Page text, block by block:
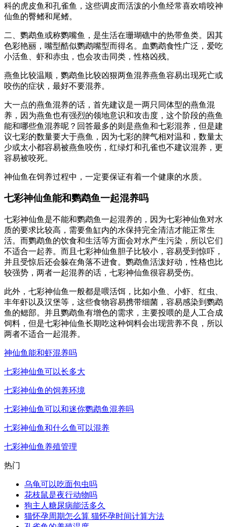
科的虎皮鱼和孔雀鱼，这些调皮而活泼的小鱼经常喜欢啃咬神
仙鱼的臀鳍和尾鳍。
二、鹦鹉鱼或称鹦嘴鱼，是生活在珊瑚礁中的热带鱼类。因其
色彩艳丽，嘴型酷似鹦鹉嘴型而得名。血鹦鹉食性广泛，爱吃
小活鱼、虾和赤虫，也会攻击同类，性格凶残。
燕鱼比较温顺，鹦鹉鱼比较凶狠两鱼混养燕鱼容易出现死亡或
咬伤的症状，最好不要混养。
大一点的燕鱼混养的话，首先建议是一两只同体型的燕鱼混
养，因为燕鱼也有强烈的领地意识和攻击度，这个阶段的燕鱼
能和哪些鱼混养呢？回答最多的则是燕鱼和七彩混养，但是建
议七彩的数量要大于燕鱼，因为七彩的脾气相对温和，数量太
少或太小都容易被燕鱼咬伤，红绿灯和孔雀也不建议混养，更
容易被咬死。
神仙鱼在饲养过程中，一定要保证有着一个健康的水质。
七彩神仙鱼能和鹦鹉鱼一起混养吗
七彩神仙鱼是不能和鹦鹉鱼一起混养的，因为七彩神仙鱼对水
质的要求比较高，需要鱼缸内的水保持完全清洁才能正常生
活。而鹦鹉鱼的饮食和生活等方面会对水产生污染，所以它们
不适合一起养。而且七彩神仙鱼胆子比较小，容易受到惊吓，
并且受惊后还会躲在角落不进食。鹦鹉鱼活泼好动，性格也比
较强势，两者一起混养的话，七彩神仙鱼很容易受伤。
此外，七彩神仙鱼一般都是喂活饵，比如小鱼、小虾、红虫、
丰年虾以及汉堡等，这些食物容易携带细菌，容易感染到鹦鹉
鱼的鳃部。并且鹦鹉鱼有增色的需求，主要投喂的是人工合成
饲料，但是七彩神仙鱼长期吃这种饲料会出现营养不良，所以
两者不适合一起混养。
神仙鱼能和虾混养吗
七彩神仙鱼可以长多大
七彩神仙鱼的饲养环境
七彩神仙鱼可以和迷你鹦鹉鱼混养吗
七彩神仙鱼和什么鱼可以混养
七彩神仙鱼养殖管理
热门
乌龟可以吃面包虫吗
花枝鼠是夜行动物吗
狗主人糖尿病能活多久
猫怀孕周期怎么算 猫怀孕时间计算方法